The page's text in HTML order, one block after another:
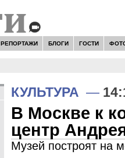
РЕПОРТАЖИ БЛОГИ ГОСТИ
КУЛЬТУРА —
В Москве к
центр
Музей построят на